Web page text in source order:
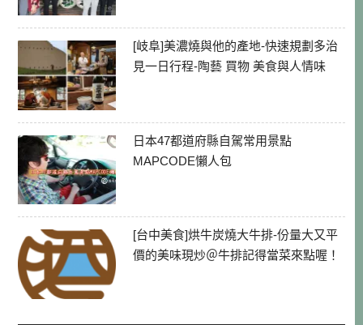
[岐阜]美濃燒與他的產地-快速規劃多治
見一日行程-陶藝 買物 美食與人情味
日本47都道府縣自駕常用景點
MAPCODE懶人包
[台中美食]烘牛炭燒大牛排-份量大又平
價的美味現炒＠牛排記得當菜來點喔！